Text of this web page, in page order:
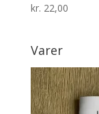
kr. 22,00
Varer